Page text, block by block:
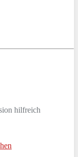
hilfreich